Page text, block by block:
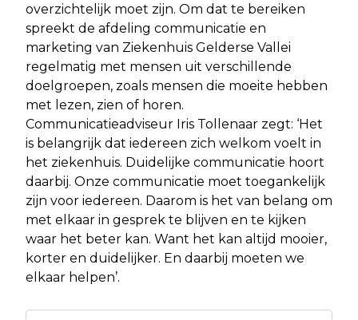
overzichtelijk moet zijn. Om dat te bereiken
spreekt de afdeling communicatie en
marketing van Ziekenhuis Gelderse Vallei
regelmatig met mensen uit verschillende
doelgroepen, zoals mensen die moeite hebben
met lezen, zien of horen.
Communicatieadviseur Iris Tollenaar zegt: ‘Het
is belangrijk dat iedereen zich welkom voelt in
het ziekenhuis. Duidelijke communicatie hoort
daarbij. Onze communicatie moet toegankelijk
zijn voor iedereen. Daarom is het van belang om
met elkaar in gesprek te blijven en te kijken
waar het beter kan. Want het kan altijd mooier,
korter en duidelijker. En daarbij moeten we
elkaar helpen’.